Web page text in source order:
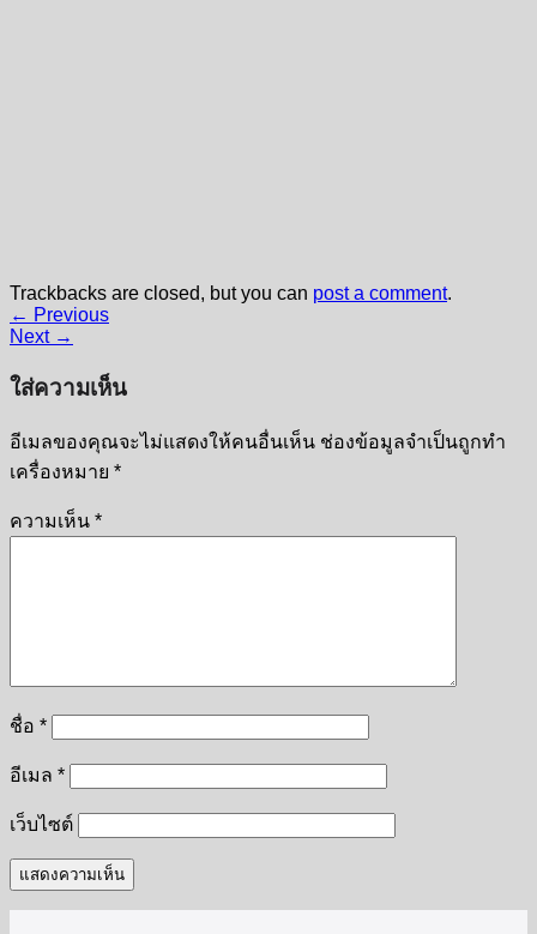
Trackbacks are closed, but you can post a comment.
← Previous
Next →
ใส่ความเห็น
อีเมลของคุณจะไม่แสดงให้คนอื่นเห็น ช่องข้อมูลจำเป็นถูกทำ
เครื่องหมาย *
ความเห็น *
ชื่อ *
อีเมล *
เว็บไซต์